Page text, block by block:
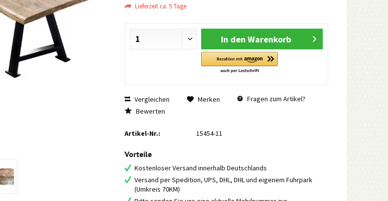
Lieferzeit ca. 5 Tage
In den Warenkorb
Vergleichen Merken
Fragen zum Artikel?
Bewerten
Artikel-Nr.: 15454-11
Vorteile
Kostenloser Versand innerhalb Deutschlands
Versand per Spedition, UPS, DHL, DHL und eigenem Fuhrpark
(Umkreis 70KM)